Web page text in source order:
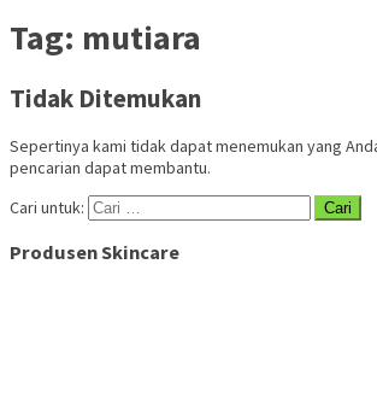
Tag: mutiara
Tidak Ditemukan
Sepertinya kami tidak dapat menemukan yang
pencarian dapat membantu.
Cari untuk:
Produsen Skincare